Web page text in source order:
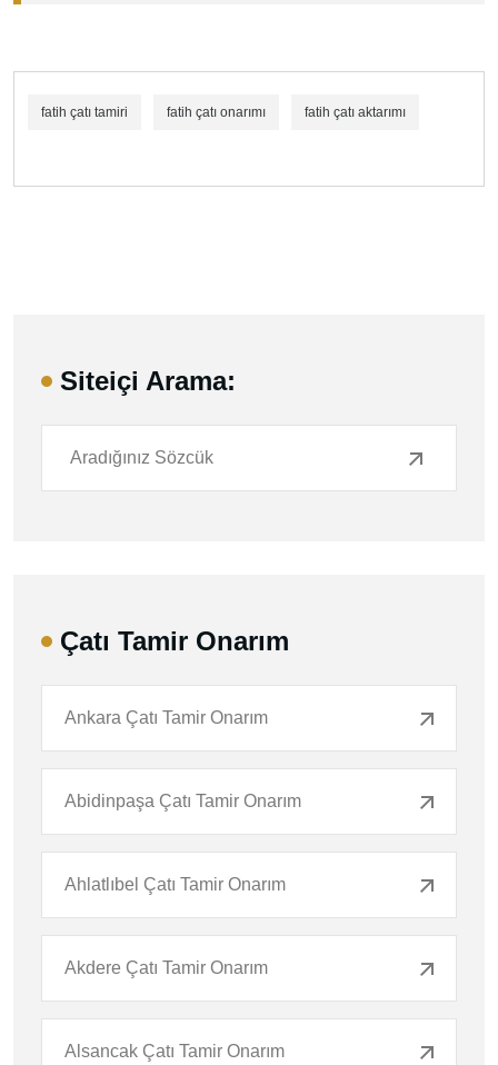
fatih çatı tamiri fatih çatı onarımı fatih çatı aktarımı
Siteiçi Arama:
Çatı Tamir Onarım
Ankara Çatı Tamir Onarım
Abidinpaşa Çatı Tamir Onarım
Ahlatlıbel Çatı Tamir Onarım
Akdere Çatı Tamir Onarım
Alsancak Çatı Tamir Onarım